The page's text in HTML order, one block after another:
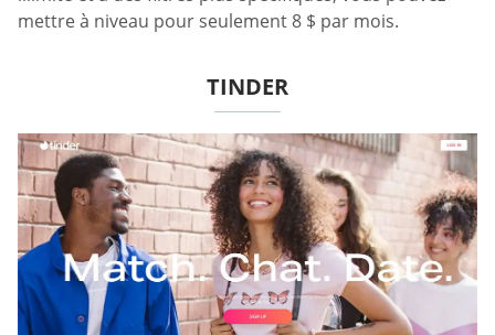
mettre à niveau pour seulement 8 $ par mois.
TINDER